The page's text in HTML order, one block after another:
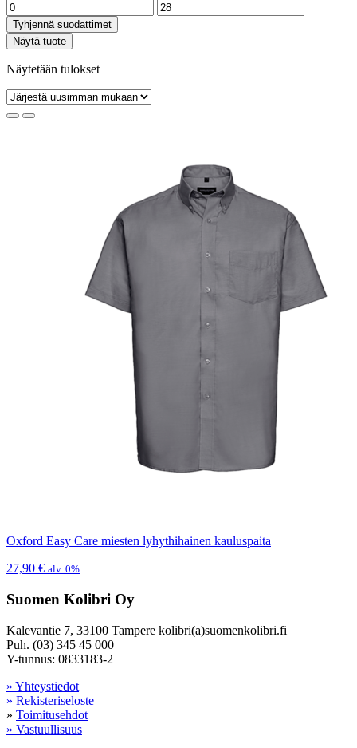
Tyhjennä suodattimet
Näytä tuote
Näytetään tulokset
Oxford Easy Care miesten lyhythihainen kauluspaita
27,90 € alv. 0%
Suomen Kolibri Oy
Kalevantie 7, 33100 Tampere kolibri(a)suomenkolibri.fi
Puh. (03) 345 45 000
Y-tunnus: 0833183-2
» Yhteystiedot
» Rekisteriseloste
» Toimitusehdot
» Vastuullisuus